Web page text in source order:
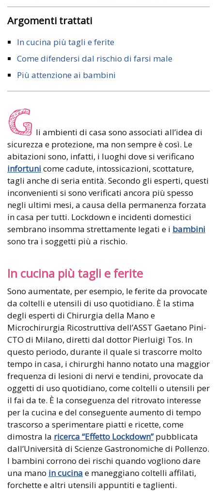
Argomenti trattati
In cucina più tagli e ferite
Come difendersi dal rischio di farsi male
Più attenzione ai bambini
G li ambienti di casa sono associati all’idea di
sicurezza e protezione, ma non sempre è così. Le
abitazioni sono, infatti, i luoghi dove si verificano
infortuni come cadute, intossicazioni, scottature,
tagli anche di seria entità. Secondo gli esperti, questi
inconvenienti si sono verificati ancora più spesso
negli ultimi mesi, a causa della permanenza forzata
in casa per tutti. Lockdown e incidenti domestici
sembrano insomma strettamente legati e i bambini
sono tra i soggetti più a rischio.
In cucina più tagli e ferite
Sono aumentate, per esempio, le ferite da provocate
da coltelli e utensili di uso quotidiano. È la stima
degli esperti di Chirurgia della Mano e
Microchirurgia Ricostruttiva dell’ASST Gaetano Pini-
CTO di Milano, diretti dal dottor Pierluigi Tos. In
questo periodo, durante il quale si trascorre molto
tempo in casa, i chirurghi hanno notato una maggior
frequenza di lesioni di nervi e tendini, provocate da
oggetti di uso quotidiano, come coltelli o utensili per
il fai da te. È la conseguenza del ritrovato interesse
per la cucina e del conseguente aumento di tempo
trascorso a sperimentare piatti e ricette, come
dimostra la ricerca “Effetto Lockdown”pubblicata
dall’Università di Scienze Gastronomiche di Pollenzo.
I bambini corrono dei rischi quando vogliono dare
una mano in cucina e maneggiano coltelli affilati,
forchette e altri utensili appuntiti e taglienti.